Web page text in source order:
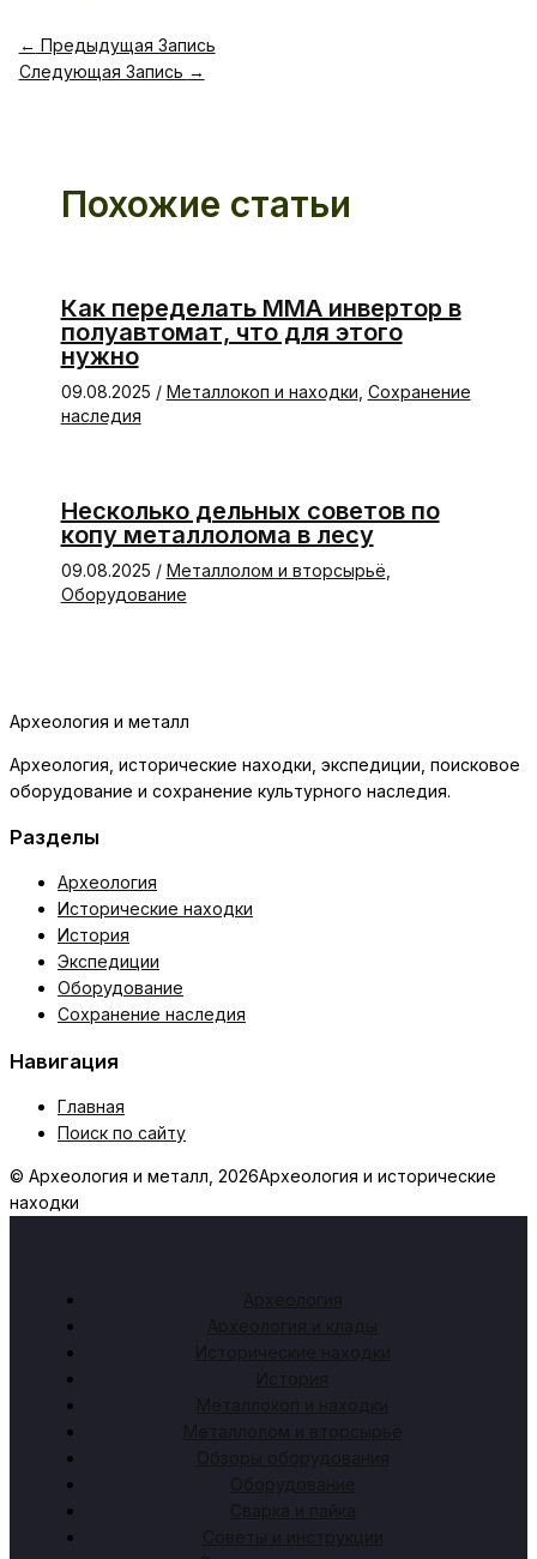
← Предыдущая Запись
Следующая Запись →
Похожие статьи
Как переделать ММА инвертор в
полуавтомат, что для этого
нужно
09.08.2025 / Металлокоп и находки Сохранение
наследия
Несколько дельных советов по
копу металлолома в лесу
09.08.2025 / Металлолом и вторсырьё
Оборудование
Археология и металл
Археология, исторические находки, экспедиции, поисковое
оборудование и сохранение культурного наследия.
Разделы
Археология
Исторические находки
История
Экспедиции
Оборудование
Сохранение наследия
Навигация
Главная
Поиск по сайту
© Археология и металл, 2026Археология и исторические
находки
Археология
Археология и клады
Исторические находки
История
Металлокоп и находки
Металлолом и вторсырьё
Обзоры оборудования
Оборудование
Сварка и пайка
Советы и инструкции